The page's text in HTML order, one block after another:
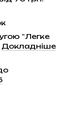
"Легке
Докладніше